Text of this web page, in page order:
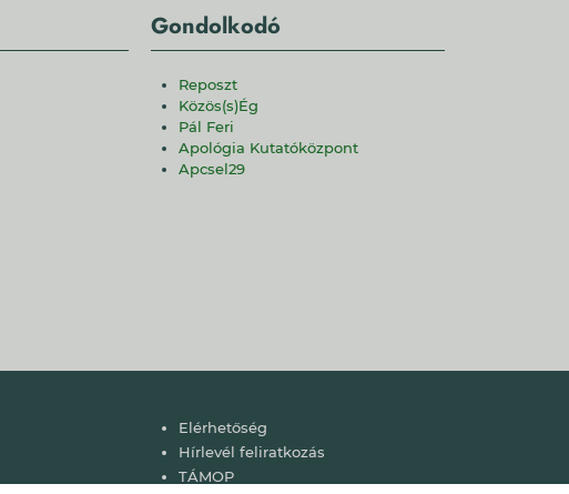
Gondolkodó
Reposzt
Közös(s)Ég
Pál Feri
Apológia Kutatóközpont
Apcsel29
Lábléc
Elérhetőség
Hírlevél feliratkozás
TÁMOP